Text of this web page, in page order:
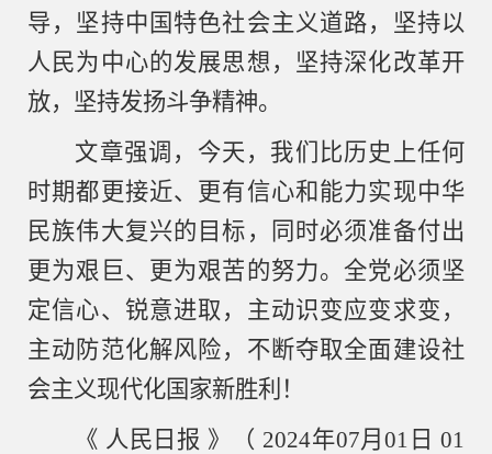
导，坚持中国特色社会主义道路，坚持以
人民为中心的发展思想，坚持深化改革开
放，坚持发扬斗争精神。
文章强调，今天，我们比历史上任何
时期都更接近、更有信心和能力实现中华
民族伟大复兴的目标，同时必须准备付出
更为艰巨、更为艰苦的努力。全党必须坚
定信心、锐意进取，主动识变应变求变，
主动防范化解风险，不断夺取全面建设社
会主义现代化国家新胜利！
《 人民日报 》（ 2024年07月01日 01